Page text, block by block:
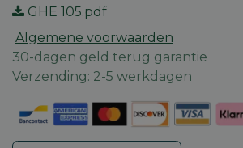
GHE 105.pdf
Algemene voorwaarden
30-dagen geld terug garantie
Verzending: 2-5 werkdagen